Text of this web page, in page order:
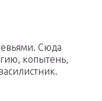
Сюда
копытень,